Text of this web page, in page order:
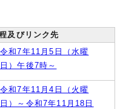
及びリンク先
令和7年11月5日（水曜
日）午後7時～
令和7年11月4日（火曜
日）～令和7年11月18日